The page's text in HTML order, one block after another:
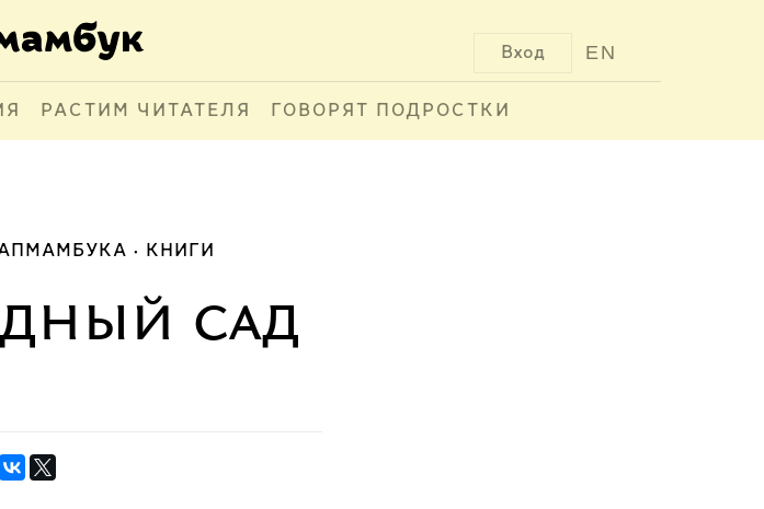
EN
Вход
РАСТИМ ЧИТАТЕЛЯ ГОВОРЯТ ПОДРОСТКИ
КНИГИ
сад